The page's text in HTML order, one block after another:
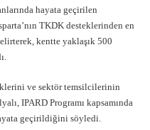
hayata geçirilen
TKDK desteklerinden en
kentte yaklaşık 500
ve sektör temsilcilerinin
IPARD Programı kapsamında
geçirildiğini söyledi.